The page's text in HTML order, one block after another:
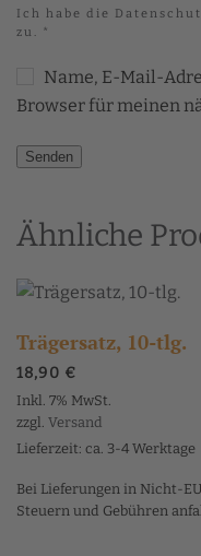
Ich habe die
zu. *
Name, E-Mail-
Browser für meinen
Ähnliche
Trägersatz, 10-tlg.
18,90 €
Inkl. 7% MwSt.
zzgl. Versand
Lieferzeit: ca. 3-4 Werktage
Bei Lieferungen in Nicht-
Steuern und Gebühren